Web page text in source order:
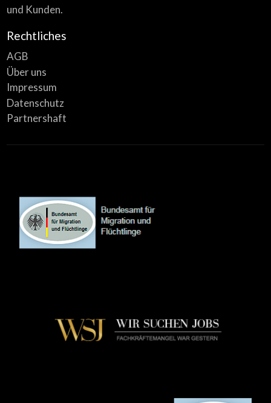
und Kunden.
Rechtliches
AGB
Über uns
Impressum
Datenschutz
Partnershaft